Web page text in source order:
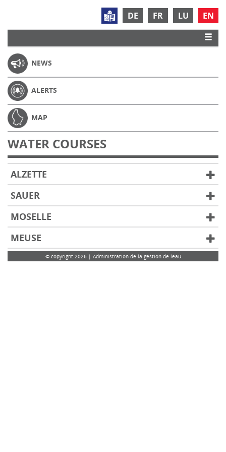
DE FR LU EN
NEWS
ALERTS
MAP
WATER COURSES
ALZETTE
SAUER
MOSELLE
MEUSE
© copyright 2026 | Administration de la gestion de leau